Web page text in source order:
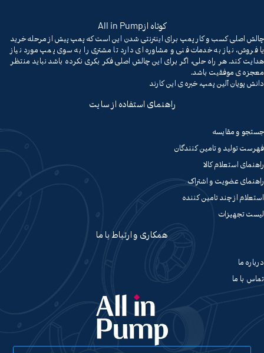
کوتاه ازAll in Pump
چالش اصلی کسب و کار پمپ برای اینترنتی شدن این است که پمپ پیش از مرحله خرید
یا فروش، نیاز به خدمات فنی و مشاوره ای دارد تا مشتری را به سوی پمپ مورد نیاز
هدایت کند. هر راه حلی، اگر برای این چالش اصلی فکر بکری نکرده باشد نباید منتظر
معجزه ی موفقیت باشد.
دانش پویان آلین پمپ، خبره ی این کارند
راهنمای استفاده از سایت
جستجو و مقایسه
فهرست تولید و تامین کنندگان
راهنمای استعلام کالا
راهنمای عضویت و اشتراک
استعلام از چند تامین کننده
لیست تجهیزات
همکاری و ارتباط با ما
درباره ما
تماس با ما